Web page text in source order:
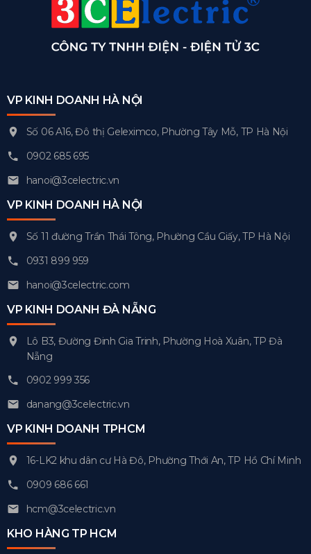
VP KINH DOANH HÀ NỘI
Số 06 A16, Đô thị Geleximco, Phường Tây Mỗ, TP Hà Nội
0902 685 695
hanoi@3celectric.vn
VP KINH DOANH HÀ NỘI
Số 11 đường Trần Thái Tông, Phường Cầu Giấy, TP Hà Nội
0931 899 959
hanoi@3celectric.com
VP KINH DOANH ĐÀ NẴNG
Lô B3, Đường Đinh Gia Trinh, Phường Hoà Xuân, TP Đà
Nẵng
0902 999 356
danang@3celectric.vn
VP KINH DOANH TPHCM
16-LK2 khu dân cư Hà Đô, Phường Thới An, TP Hồ Chí Minh
0909 686 661
hcm@3celectric.vn
KHO HÀNG TP HCM